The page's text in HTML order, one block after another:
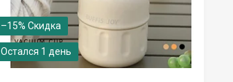
–15%
Остался 1 день